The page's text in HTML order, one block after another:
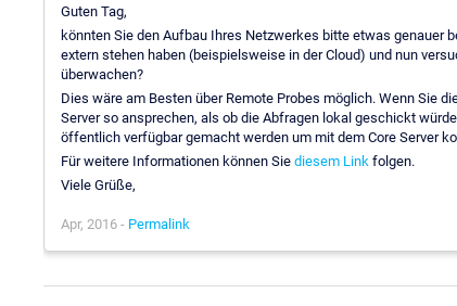
Guten Tag,
könnten Sie den Aufbau Ihres Netzwerkes bitte etwas genauer
extern stehen haben (beispielsweise in der Cloud) und nun
überwachen?
Dies wäre am Besten über Remote Probes möglich. Wenn Sie
Server so ansprechen, als ob die Abfragen lokal geschickt
öffentlich verfügbar gemacht werden um mit dem Core Server
Für weitere Informationen können Sie diesem Link folgen.
Viele Grüße,
Apr, 2016 - Permalink